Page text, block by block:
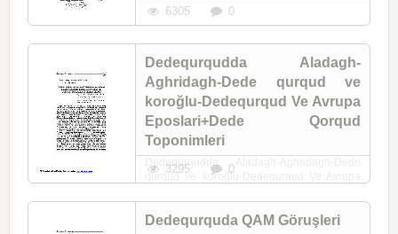
6305 0
Dedequrqudda Aladagh-
Aghridagh-Dede qurqud ve
koroğlu-Dedequrqud Ve Avrupa
Eposlari+Dede Qorqud
Toponimleri
Dedequrqudda Aladagh-Aghridagh-Dede
qurqud ve koroğlu-Dedequrqud Ve Avrupa
3295 0
Dedequrquda QAM Göruşleri